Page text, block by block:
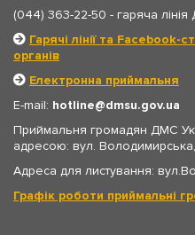
(044) 363-22-50 - гаряча
Гарячі лінії та Facebook-
органів
Електронна приймальня
E-mail: hotline
dmsu.gov.ua
Приймальня громадян ДМС
адресою: вул. Володимирська,
Адреса для листування:
Графік роботи приймальні